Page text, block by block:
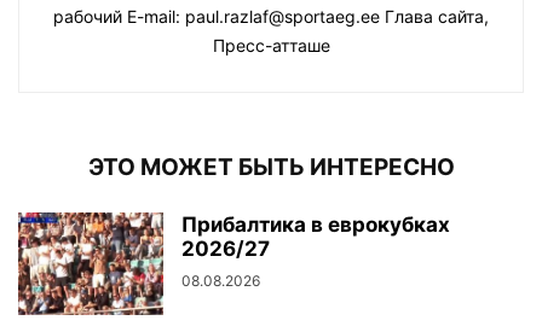
рабочий E-mail: paul.razlaf@sportaeg.ee Глава сайта,
Пресс-атташе
ЭТО МОЖЕТ БЫТЬ ИНТЕРЕСНО
Прибалтика в еврокубках
2026/27
08.08.2026